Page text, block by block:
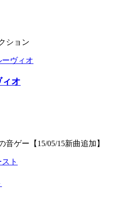
ション
オ
音ゲー【15/05/15新曲追加】